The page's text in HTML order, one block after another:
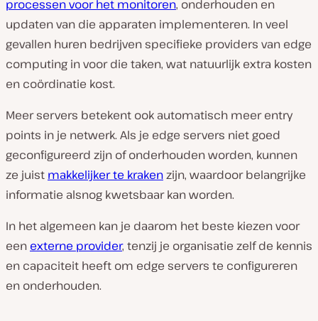
processen voor het monitoren, onderhouden en
updaten van die apparaten implementeren. In veel
gevallen huren bedrijven specifieke providers van edge
computing in voor die taken, wat natuurlijk extra kosten
en coördinatie kost.
Meer servers betekent ook automatisch meer entry
points in je netwerk. Als je edge servers niet goed
geconfigureerd zijn of onderhouden worden, kunnen
ze juist makkelijker te krakenzijn, waardoor belangrijke
informatie alsnog kwetsbaar kan worden.
In het algemeen kan je daarom het beste kiezen voor
een externe provider, tenzij je organisatie zelf de kennis
en capaciteit heeft om edge servers te configureren
en onderhouden.